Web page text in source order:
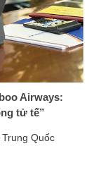
Airways:
tử tế”
Trung Quốc